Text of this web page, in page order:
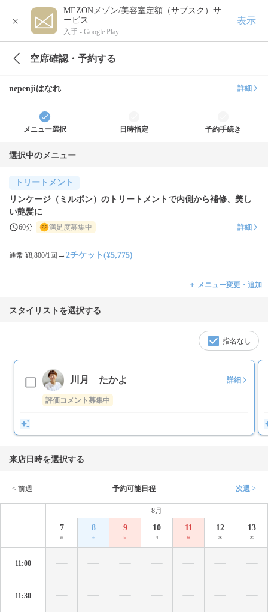
×
MEZONメゾン/美容室定額（サブスク）サ
ービス
入手 - Google Play
表示
空席確認・予約する
nepenjiはなれ 詳細
メニュー選択 日時指定 予約手続き
選択中のメニュー
トリートメント
リンケージ（ミルボン）のトリートメントで内側から補修、美し
い艶髪に
60分 満足度募集中 詳細
通常 ¥8,800/1回 → 2チケット(¥5,775)
＋ メニュー変更・追加
スタイリストを選択する
指名なし
川月 たかよ 詳細
評価コメント募集中
来店日時を選択する
< 前週 予約可能日程 次週 >
8月
7
金
8
土
9
日
10
月
11
祝
12
水
13
木
11:00
11:30